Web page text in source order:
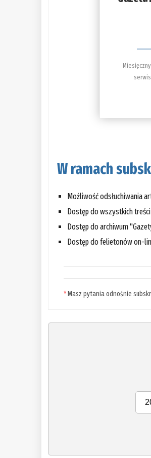
W ramach
Możliwość odsłuchiwania
Dostęp do wszystkich
Dostęp do archiwum
Dostęp do felietonów on-
*Masz pytania odnośnie